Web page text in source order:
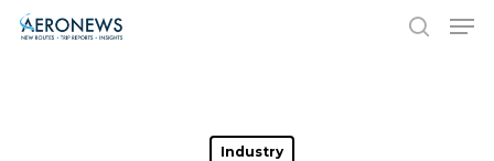
Hit enter to search or ESC to close
Industry